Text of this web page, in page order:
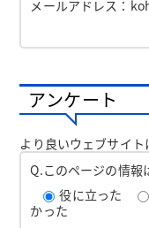
メールアドレス：
アンケート
より良いウェブサイト
Q.このページの情報
役に立った
かった